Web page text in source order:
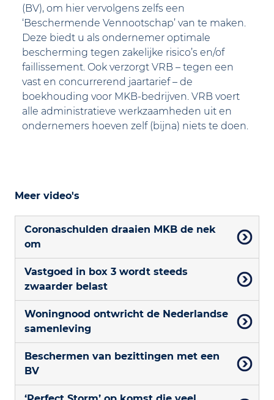
(BV), om hier vervolgens zelfs een
‘Beschermende Vennootschap’ van te maken.
Deze biedt u als ondernemer optimale
bescherming tegen zakelijke risico’s en/of
faillissement. Ook verzorgt VRB – tegen een
vast en concurrerend jaartarief – de
boekhouding voor MKB-bedrijven. VRB voert
alle administratieve werkzaamheden uit en
ondernemers hoeven zelf (bijna) niets te doen.
Meer video's
Coronaschulden draaien MKB de nek
om
Vastgoed in box 3 wordt steeds
zwaarder belast
Woningnood ontwricht de Nederlandse
samenleving
Beschermen van bezittingen met een
BV